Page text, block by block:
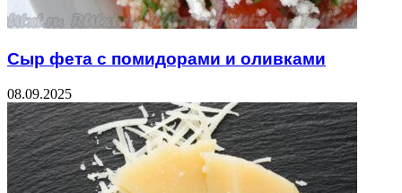
Сыр фета с помидорами и оливками
08.09.2025